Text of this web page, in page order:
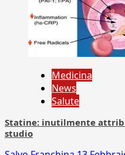
Medicina
News
Salute
Statine: inutilmente
studio